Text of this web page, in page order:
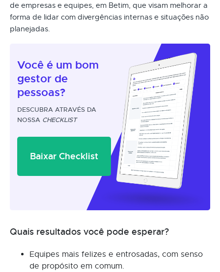
de empresas e equipes, em Betim, que visam melhorar a
forma de lidar com divergências internas e situações não
planejadas.
Você é um bom
gestor de
pessoas?
DESCUBRA ATRAVÉS DA
NOSSA CHECKLIST
Baixar Checklist
Quais resultados você pode esperar?
Equipes mais felizes e entrosadas, com senso
de propósito em comum.